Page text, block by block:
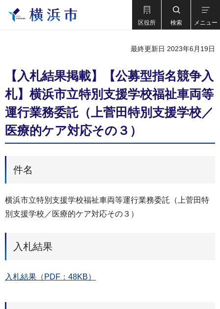
区役所 検索 メニュー
最終更新日 2023年6月19日
【入札結果掲載】【公募型指名競争入
札】横浜市立特別支援学校福祉車両等
運行業務委託（上菅田特別支援学校／
医療的ケア対応その３）
件名
横浜市立特別支援学校福祉車両等運行業務委託（上菅田特
別支援学校／医療的ケア対応その３）
入札結果
入札結果（PDF：48KB）